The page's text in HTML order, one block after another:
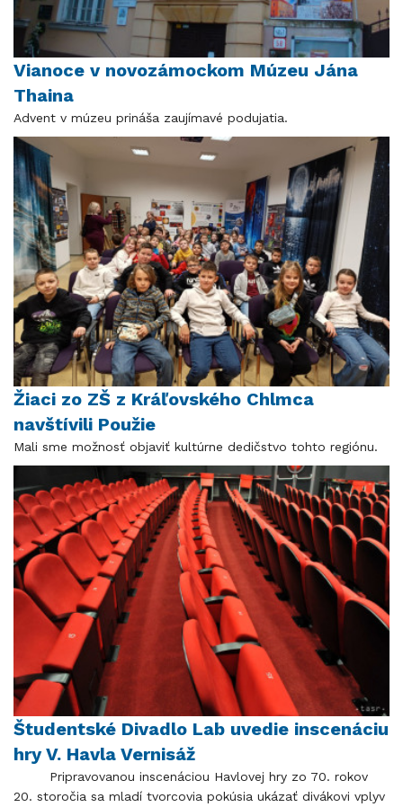
Vianoce v novozámockom Múzeu Jána
Thaina
Advent v múzeu prináša zaujímavé podujatia.
Žiaci zo ZŠ z Kráľovského Chlmca
navštívili Použie
Mali sme možnosť objaviť kultúrne dedičstvo tohto regiónu.
Študentské Divadlo Lab uvedie inscenáciu
hry V. Havla Vernisáž
Pripravovanou inscenáciou Havlovej hry zo 70. rokov
20. storočia sa mladí tvorcovia pokúsia ukázať divákovi vplyv